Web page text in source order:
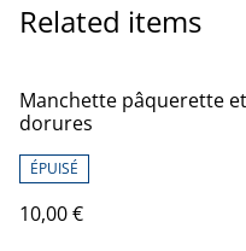
Related items
Manchette pâquerette et
dorures
ÉPUISÉ
10,00 €